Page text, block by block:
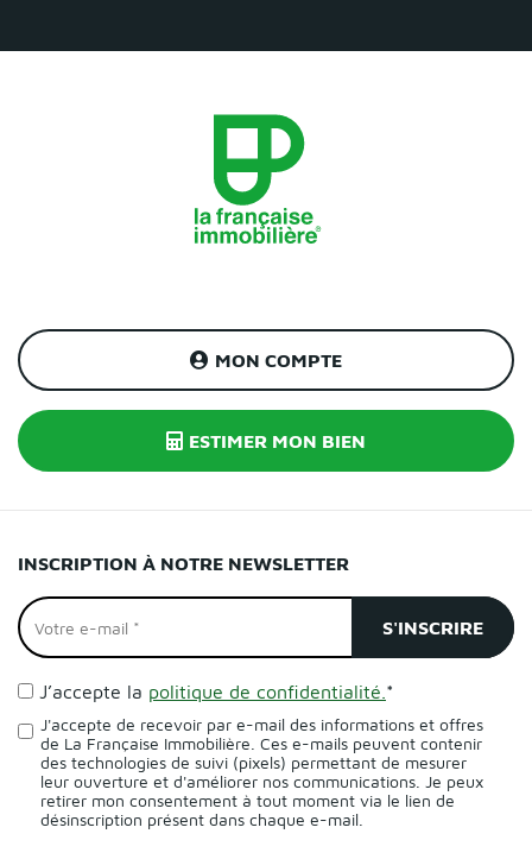
MON COMPTE
ESTIMER MON BIEN
INSCRIPTION À NOTRE NEWSLETTER
J’accepte la politique de confidentialité. *
J'accepte de recevoir par e-mail des informations et offres
de La Française Immobilière. Ces e-mails peuvent contenir
des technologies de suivi (pixels) permettant de mesurer
leur ouverture et d'améliorer nos communications. Je peux
retirer mon consentement à tout moment via le lien de
désinscription présent dans chaque e-mail.